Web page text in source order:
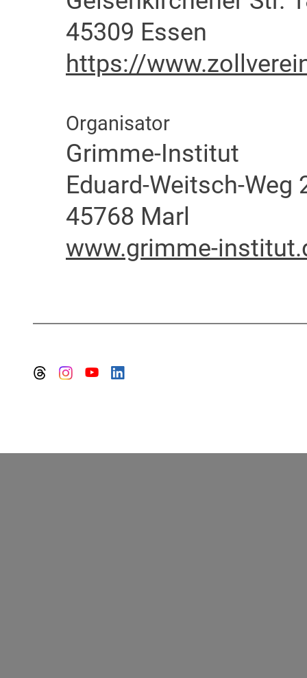
45309 Essen
https://
Organisator
Grimme-Institut
Eduard-Weitsch-Weg
45768 Marl
www.grimme-